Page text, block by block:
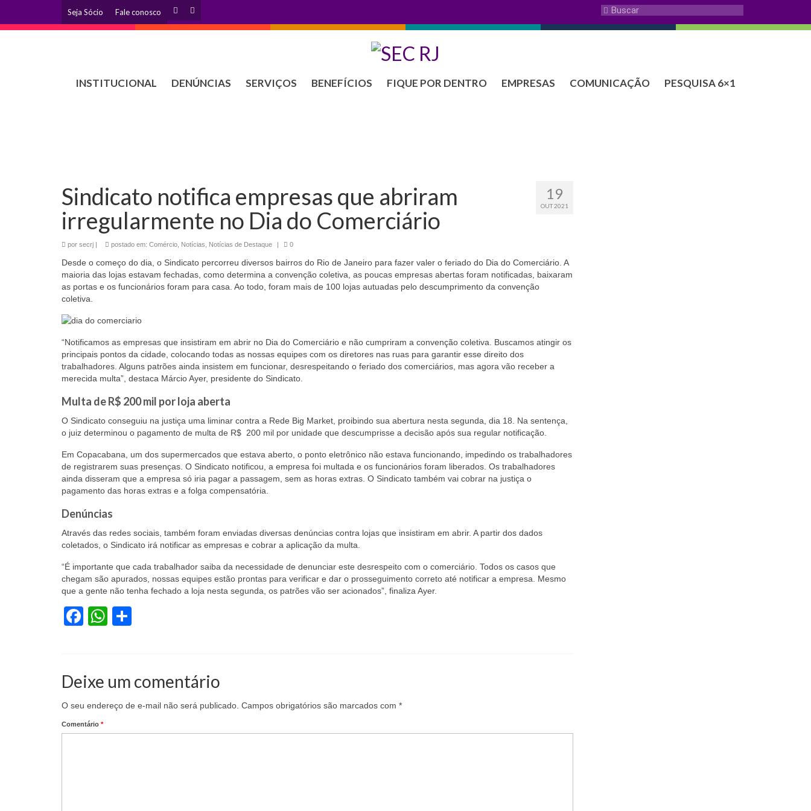
Seja Sócio Fale conosco
INSTITUCIONAL DENÚNCIAS SERVIÇOS BENEFÍCIOS FIQUE POR DENTRO EMPRESAS COMUNICAÇÃO PESQUISA 6×1
19
OUT 2021
Sindicato notifica empresas que abriram
irregularmente no Dia do Comerciário
por secrj | postado em: Comércio Notícias Notícias de Destaque | 0
Desde o começo do dia, o Sindicato percorreu diversos bairros do Rio de Janeiro para fazer valer o feriado do Dia do Comerciário. A
maioria das lojas estavam fechadas, como determina a convenção coletiva, as poucas empresas abertas foram notificadas, baixaram
as portas e os funcionários foram para casa. Ao todo, foram mais de 100 lojas autuadas pelo descumprimento da convenção
coletiva.
“Notificamos as empresas que insistiram em abrir no Dia do Comerciário e não cumpriram a convenção coletiva. Buscamos atingir os
principais pontos da cidade, colocando todas as nossas equipes com os diretores nas ruas para garantir esse direito dos
trabalhadores. Alguns patrões ainda insistem em funcionar, desrespeitando o feriado dos comerciários, mas agora vão receber a
merecida multa”, destaca Márcio Ayer, presidente do Sindicato.
Multa de R$ 200 mil por loja aberta
O Sindicato conseguiu na justiça uma liminar contra a Rede Big Market, proibindo sua abertura nesta segunda, dia 18. Na sentença,
o juiz determinou o pagamento de multa de R$ 200 mil por unidade que descumprisse a decisão após sua regular notificação.
Em Copacabana, um dos supermercados que estava aberto, o ponto eletrônico não estava funcionando, impedindo os trabalhadores
de registrarem suas presenças. O Sindicato notificou, a empresa foi multada e os funcionários foram liberados. Os trabalhadores
ainda disseram que a empresa só iria pagar a passagem, sem as horas extras. O Sindicato também vai cobrar na justiça o
pagamento das horas extras e a folga compensatória.
Denúncias
Através das redes sociais, também foram enviadas diversas denúncias contra lojas que insistiram em abrir. A partir dos dados
coletados, o Sindicato irá notificar as empresas e cobrar a aplicação da multa.
“É importante que cada trabalhador saiba da necessidade de denunciar este desrespeito com o comerciário. Todos os casos que
chegam são apurados, nossas equipes estão prontas para verificar e dar o prosseguimento correto até notificar a empresa. Mesmo
que a gente não tenha fechado a loja nesta segunda, os patrões vão ser acionados”, finaliza Ayer.
Facebook
WhatsApp
Deixe um comentário
O seu endereço de e-mail não será publicado. Campos obrigatórios são marcados com *
Comentário *